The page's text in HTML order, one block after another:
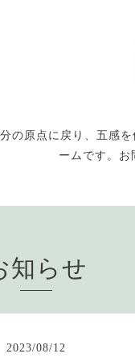
の原点に戻り、五感
ームです。
知らせ
2023/08/12